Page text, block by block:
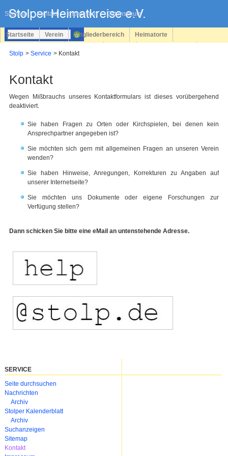
Sitemap Kontakt Impressum Datenschutz
überspringen
Startseite Verein Mitgliederbereich Heimatorte
Stolp Service Kontakt
Kontakt
Wegen Mißbrauchs unseres Kontaktformulars ist dieses vorübergehend
deaktiviert.
Sie haben Fragen zu Orten oder Kirchspielen, bei denen kein
Ansprechpartner angegeben ist?
Sie möchten sich gern mit allgemeinen Fragen an unseren Verein
wenden?
Sie haben Hinweise, Anregungen, Korrekturen zu Angaben auf
unserer Internetseite?
Sie möchten uns Dokumente oder eigene Forschungen zur
Verfügung stellen?
Dann schicken Sie bitte eine eMail an untenstehende Adresse.
SERVICE
Navigation
überspringen
Seite durchsuchen
Nachrichten
Archiv
Stolper Kalenderblatt
Archiv
Suchanzeigen
Sitemap
Kontakt